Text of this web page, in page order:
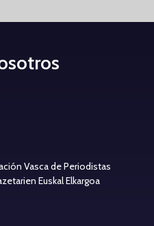
Vasca de Periodistas
Euskal Elkargoa